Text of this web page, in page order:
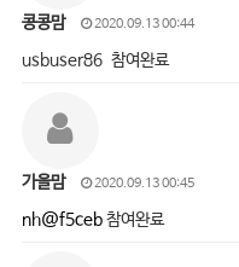
콩콩맘 2020.09.13 00:44
usbuser86 참여완료
가을맘 2020.09.13 00:45
nh@f5ceb참여완료